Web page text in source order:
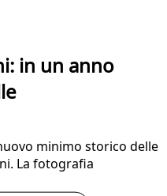
in un anno
minimo storico delle
La fotografia